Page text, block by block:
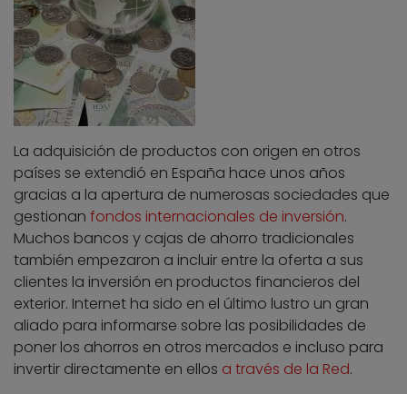
La adquisición de productos con origen en otros
países se extendió en España hace unos años
gracias a la apertura de numerosas sociedades que
gestionan fondos internacionales de inversión.
Muchos bancos y cajas de ahorro tradicionales
también empezaron a incluir entre la oferta a sus
clientes la inversión en productos financieros del
exterior. Internet ha sido en el último lustro un gran
aliado para informarse sobre las posibilidades de
poner los ahorros en otros mercados e incluso para
invertir directamente en ellos a través de la Red.